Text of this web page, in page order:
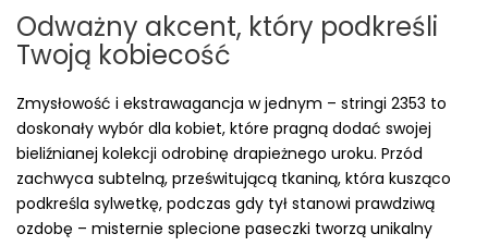
Odważny akcent, który podkreśli
Twoją kobiecość
Zmysłowość i ekstrawagancja w jednym – stringi 2353 to
doskonały wybór dla kobiet, które pragną dodać swojej
bieliźnianej kolekcji odrobinę drapieżnego uroku. Przód
zachwyca subtelną, prześwitującą tkaniną, która kusząco
podkreśla sylwetkę, podczas gdy tył stanowi prawdziwą
ozdobę – misternie splecione paseczki tworzą unikalny